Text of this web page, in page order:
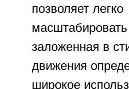
позволяет легко
заложенная в
движения
широкое